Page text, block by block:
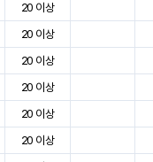
20 이상
20 이상
20 이상
20 이상
20 이상
20 이상